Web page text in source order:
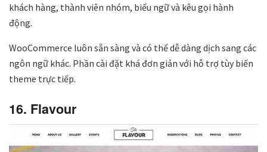
khách hàng, thành viên nhóm, biểu ngữ và kêu gọi hành
động.
WooCommerce luôn sẵn sàng và có thể dễ dàng dịch sang các
ngôn ngữ khác. Phần cài đặt khá đơn giản với hỗ trợ tùy biến
theme trực tiếp.
16. Flavour